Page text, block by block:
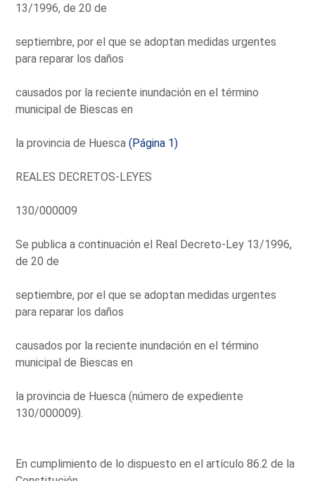
13/1996, de 20 de
septiembre, por el que se adoptan medidas urgentes
para reparar los daños
causados por la reciente inundación en el término
municipal de Biescas en
la provincia de Huesca(Página 1)
REALES DECRETOS-LEYES
130/000009
Se publica a continuación el Real Decreto-Ley 13/1996,
de 20 de
septiembre, por el que se adoptan medidas urgentes
para reparar los daños
causados por la reciente inundación en el término
municipal de Biescas en
la provincia de Huesca (número de expediente
130/000009).
En cumplimiento de lo dispuesto en el artículo 86.2 de la